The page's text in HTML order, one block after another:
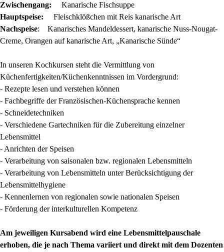
Zwischengang: Kanarische Fischsuppe
Hauptspeise:
Fleischklößchen mit Reis kanarische Art
Nachspeise: Kanarisches Mandeldessert, kanarische Nuss-Nougat-
Creme, Orangen auf kanarische Art, „Kanarische Sünde“
In unseren Kochkursen steht die Vermittlung von
Küchenfertigkeiten/Küchenkenntnissen im Vordergrund:
- Rezepte lesen und verstehen können
- Fachbegriffe der Französischen-Küchensprache kennen
- Schneidetechniken
- Verschiedene Gartechniken für die Zubereitung einzelner
Lebensmittel
- Anrichten der Speisen
- Verarbeitung von saisonalen bzw. regionalen Lebensmitteln
- Verarbeitung von Lebensmitteln unter Berücksichtigung der
Lebensmittelhygiene
- Kennenlernen von regionalen sowie nationalen Speisen
- Förderung der interkulturellen Kompetenz
Am jeweiligen Kursabend wird eine Lebensmittelpauschale
erhoben, die je nach Thema variiert und direkt mit dem Dozenten